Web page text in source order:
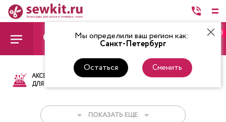
Мы определили ваш регион как:
Санкт-Петербург
Остаться Сменить
0
АКСЕССУАРЫ
ДЛЯ ШИТЬЯ
ТКАНИ НИТКИ
ПОКАЗАТЬ ЕЩЕ